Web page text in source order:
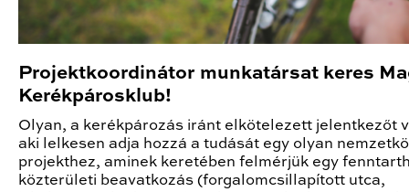
Projektkoordinátor munkatársat keres
Kerékpárosklub!
Olyan, a kerékpározás iránt elkötelezett jelentkezőt
aki lelkesen adja hozzá a tudását egy olyan
projekthez, aminek keretében felmérjük egy
közterületi beavatkozás (forgalomcsillapított utca,